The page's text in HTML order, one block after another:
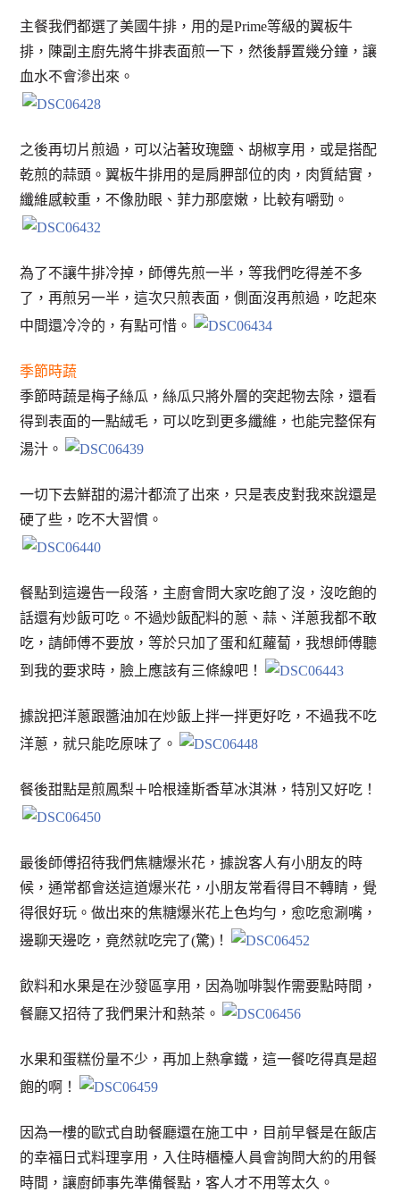
主餐我們都選了美國牛排，用的是Prime等級的翼板牛
排，陳副主廚先將牛排表面煎一下，然後靜置幾分鐘，讓
血水不會滲出來。
之後再切片煎過，可以沾著玫瑰鹽、胡椒享用，或是搭配
乾煎的蒜頭。翼板牛排用的是肩胛部位的肉，肉質結實，
纖維感較重，不像肋眼、菲力那麼嫩，比較有嚼勁。
為了不讓牛排冷掉，師傅先煎一半，等我們吃得差不多
了，再煎另一半，這次只煎表面，側面沒再煎過，吃起來
中間還冷冷的，有點可惜。
季節時蔬
季節時蔬是梅子絲瓜，絲瓜只將外層的突起物去除，還看
得到表面的一點絨毛，可以吃到更多纖維，也能完整保有
湯汁。
一切下去鮮甜的湯汁都流了出來，只是表皮對我來說還是
硬了些，吃不大習慣。
餐點到這邊告一段落，主廚會問大家吃飽了沒，沒吃飽的
話還有炒飯可吃。不過炒飯配料的蔥、蒜、洋蔥我都不敢
吃，請師傅不要放，等於只加了蛋和紅蘿蔔，我想師傅聽
到我的要求時，臉上應該有三條線吧！
據說把洋蔥跟醬油加在炒飯上拌一拌更好吃，不過我不吃
洋蔥，就只能吃原味了。
餐後甜點是煎鳳梨＋哈根達斯香草冰淇淋，特別又好吃！
最後師傅招待我們焦糖爆米花，據說客人有小朋友的時
候，通常都會送這道爆米花，小朋友常看得目不轉睛，覺
得很好玩。做出來的焦糖爆米花上色均勻，愈吃愈涮嘴，
邊聊天邊吃，竟然就吃完了(驚)！
飲料和水果是在沙發區享用，因為咖啡製作需要點時間，
餐廳又招待了我們果汁和熱茶。
水果和蛋糕份量不少，再加上熱拿鐵，這一餐吃得真是超
飽的啊！
因為一樓的歐式自助餐廳還在施工中，目前早餐是在飯店
的幸福日式料理享用，入住時櫃檯人員會詢問大約的用餐
時間，讓廚師事先準備餐點，客人才不用等太久。